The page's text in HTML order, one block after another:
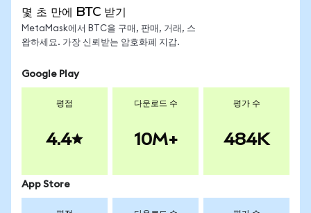
몇 초 만에 BTC 받기
MetaMask에서 BTC을 구매, 판매, 거래, 스
왑하세요. 가장 신뢰받는 암호화폐 지갑.
Google Play
평점
4.4
다운로드 수
10M+
평가 수
484K
App Store